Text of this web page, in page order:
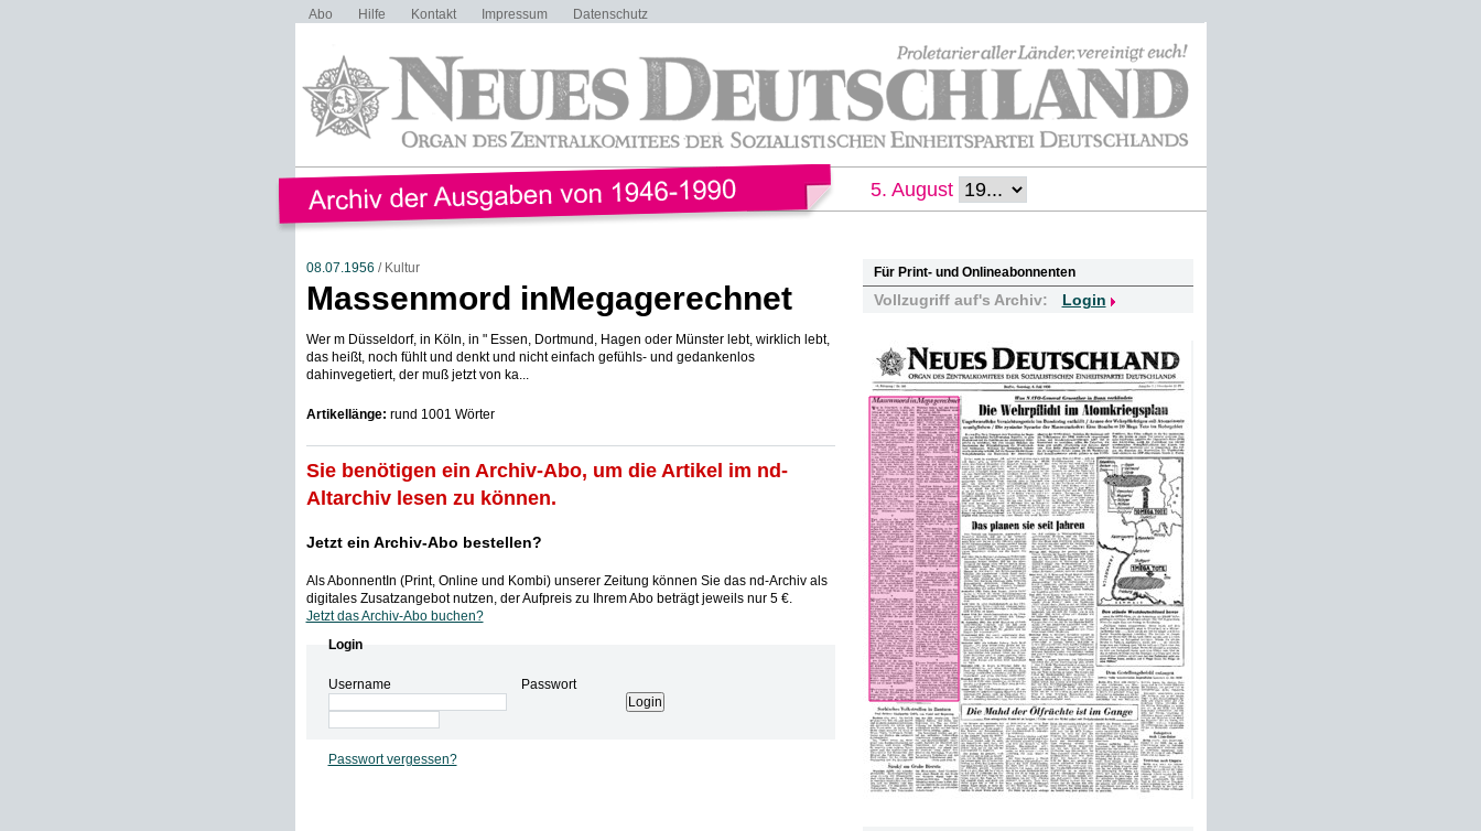
Abo Hilfe Kontakt Impressum Datenschutz
5. August
08.07.1956 / Kultur
Massenmord inMegagerechnet
Wer m Düsseldorf, in Köln, in " Essen, Dortmund, Hagen oder Münster lebt, wirklich lebt,
das heißt, noch fühlt und denkt und nicht einfach gefühls- und gedankenlos
dahinvegetiert, der muß jetzt von ka...
Artikellänge: rund 1001 Wörter
Sie benötigen ein Archiv-Abo, um die Artikel im nd-
Altarchiv lesen zu können.
Jetzt ein Archiv-Abo bestellen?
Als AbonnentIn (Print, Online und Kombi) unserer Zeitung können Sie das nd-Archiv als
digitales Zusatzangebot nutzen, der Aufpreis zu Ihrem Abo beträgt jeweils nur 5 €.
Jetzt das Archiv-Abo buchen?
Login
Username Passwort
Passwort vergessen?
Für Print- und Onlineabonnenten
Vollzugriff auf's Archiv: Login